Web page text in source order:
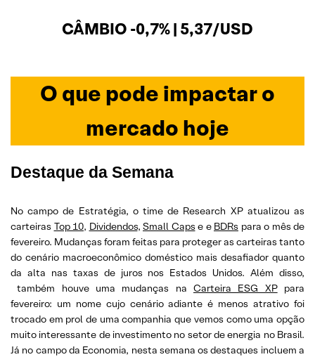
CÂMBIO -0,7% | 5,37/USD
O que pode impactar o
mercado hoje
Destaque da Semana
No campo de Estratégia, o time de Research XP atualizou as
carteiras Top 10, Dividendos, Small Caps e e BDRs para o mês de
fevereiro. Mudanças foram feitas para proteger as carteiras tanto
do cenário macroeconômico doméstico mais desafiador quanto
da alta nas taxas de juros nos Estados Unidos. Além disso,
também houve uma mudanças na Carteira ESG XPpara
fevereiro: um nome cujo cenário adiante é menos atrativo foi
trocado em prol de uma companhia que vemos como uma opção
muito interessante de investimento no setor de energia no Brasil.
Já no campo da Economia, nesta semana os destaques incluem a